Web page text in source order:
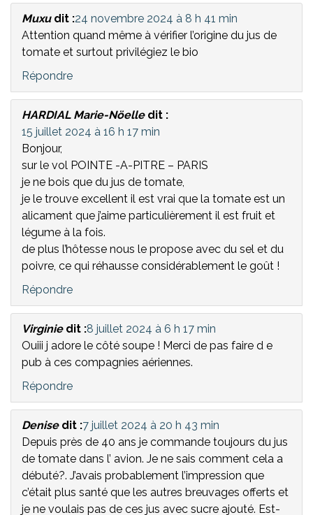
Muxu dit :24 novembre 2024 à 8 h 41 min
Attention quand même à vérifier l’origine du jus de
tomate et surtout privilégiez le bio
Répondre
HARDIAL Marie-Nöelle dit :
15 juillet 2024 à 16 h 17 min
Bonjour,
sur le vol POINTE -A-PITRE – PARIS
je ne bois que du jus de tomate,
je le trouve excellent il est vrai que la tomate est un
alicament que j’aime particulièrement il est fruit et
légume à la fois.
de plus l’hôtesse nous le propose avec du sel et du
poivre, ce qui réhausse considérablement le goût !
Répondre
Virginie dit :8 juillet 2024 à 6 h 17 min
Ouiii j adore le côté soupe ! Merci de pas faire d e
pub à ces compagnies aériennes.
Répondre
Denise dit :7 juillet 2024 à 20 h 43 min
Depuis près de 40 ans je commande toujours du jus
de tomate dans l’ avion. Je ne sais comment cela a
débuté?. J’avais probablement l’impression que
c’était plus santé que les autres breuvages offerts et
je ne voulais pas de ces jus avec sucre ajouté. Est-